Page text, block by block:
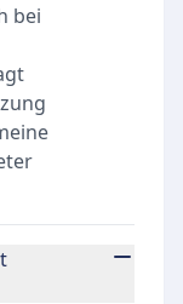
bei